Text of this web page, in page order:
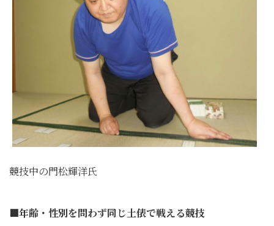
競技中の門松輝洋氏
■年齢・性別を問わず同じ土俵で戦える競技